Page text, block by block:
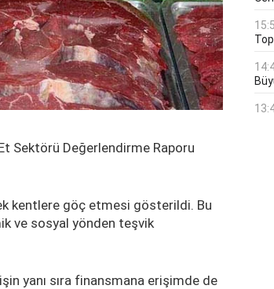
Et Sektörü Değerlendirme Raporu
kentlere göç etmesi gösterildi. Bu
ve sosyal yönden teşvik
yanı sıra finansmana erişimde de